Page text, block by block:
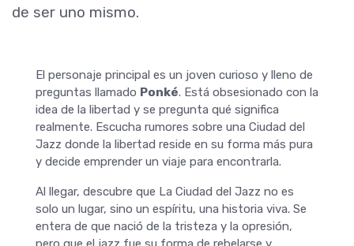
de ser uno mismo.
El personaje principal es un joven curioso y lleno de
preguntas llamado Ponké. Está obsesionado con la
idea de la libertad y se pregunta qué significa
realmente. Escucha rumores sobre una Ciudad del
Jazz donde la libertad reside en su forma más pura
y decide emprender un viaje para encontrarla.
Al llegar, descubre que La Ciudad del Jazz no es
solo un lugar, sino un espíritu, una historia viva. Se
entera de que nació de la tristeza y la opresión,